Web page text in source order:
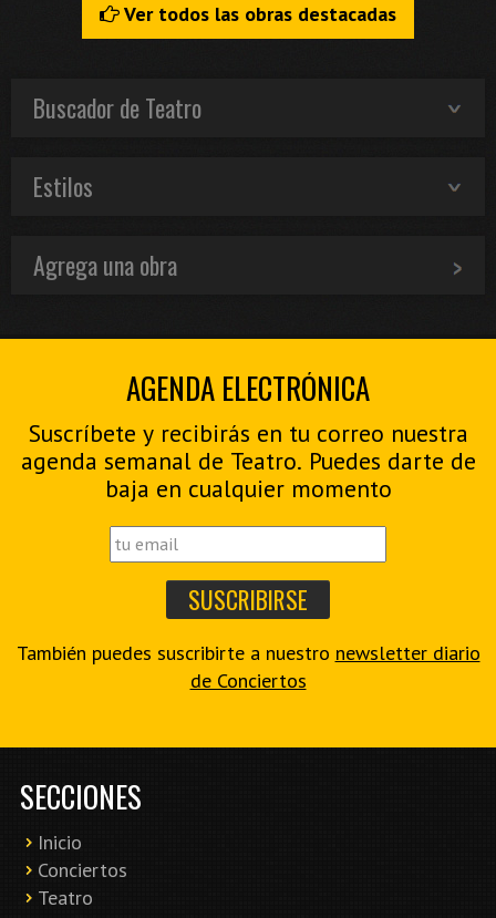
Ver todos las obras destacadas
Buscador de Teatro
Estilos
Agrega una obra
AGENDA ELECTRÓNICA
Suscríbete y recibirás en tu correo nuestra
agenda semanal de Teatro. Puedes darte de
baja en cualquier momento
También puedes suscribirte a nuestro newsletter diario
de Conciertos
SECCIONES
Inicio
Conciertos
Teatro